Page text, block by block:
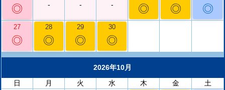
◎
-
-
-
◎ ◎ ◎
27
◎
28
◎
29
◎
30
◎
2026年10月
日
月 火 水 木 金 土